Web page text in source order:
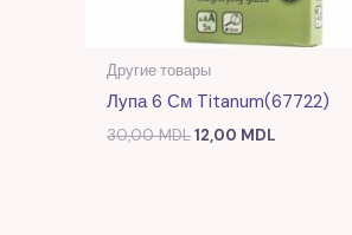
Другие товары
Лупа 6 См Titanum(67722)
30,00MDL12,00 MDL